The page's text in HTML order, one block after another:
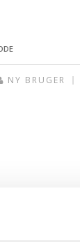
NY BRUGER